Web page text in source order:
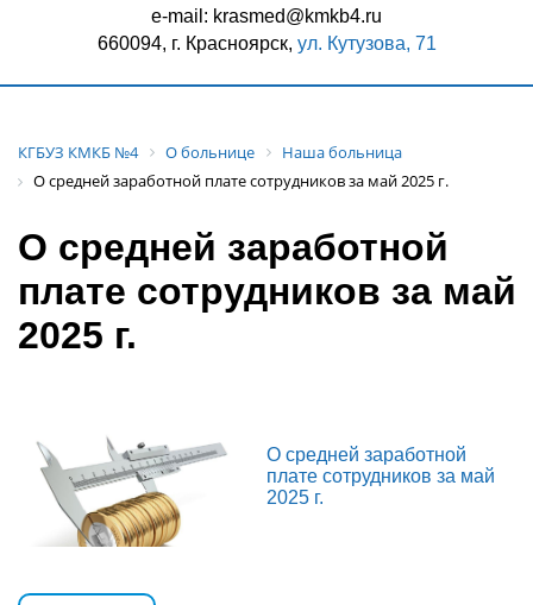
e-mail: krasmed@kmkb4.ru
660094, г. Красноярск, ул. Кутузова, 71
КГБУЗ КМКБ №4 О больнице
Наша больница
О средней заработной плате сотрудников за май 2025 г.
О средней заработной
плате сотрудников за май
2025 г.
О средней заработной
плате сотрудников за май
2025 г.